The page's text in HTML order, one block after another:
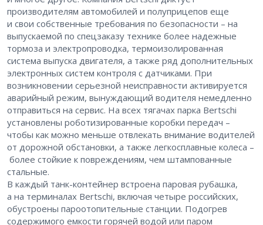
производителям автомобилей и полуприцепов еще
и свои собственные требования по безопасности – ​на
выпускаемой по спецзаказу технике более надежные
тормоза и электропроводка, термоизолированная
система выпуска двигателя, а также ряд дополнительных
электронных систем контроля с датчиками. При
возникновении серьезной неисправности активируется
аварийный режим, вынуждающий водителя немедленно
отправиться на сервис. На всех тягачах парка Bertschi
установлены роботизированные коробки передач – ​
чтобы как можно меньше отвлекать внимание водителей
от дорожной обстановки, а также легкосплавные колеса –
​более стойкие к повреждениям, чем штампованные
стальные.
В каждый танк-контейнер встроена паровая рубашка,
а на терминалах Bertschi, включая четыре российских,
обустроены пароотопительные станции. Подогрев
содержимого емкости горячей водой или паром